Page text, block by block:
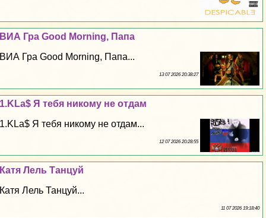
ВИА Гра Good Morning, Папа
ВИА Гра Good Morning, Папа...
13 07 2026 20:38:27
1.KLa$ Я тебя никому не отдам
1.KLa$ Я тебя никому не отдам...
12 07 2026 20:28:55
Катя Лель Танцуй
Катя Лель Танцуй...
11 07 2026 19:18:40